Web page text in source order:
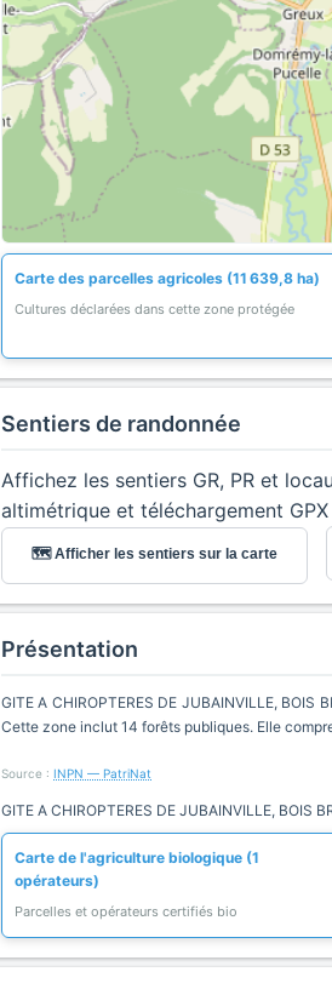
Carte des parcelles agricoles (11 639,8 ha)
Cultures déclarées dans cette zone protégée
Sentiers de randonnée
Affichez les sentiers GR, PR et
altimétrique et téléchargement
🗺️ Afficher les sentiers sur la carte
Présentation
GITE A CHIROPTERES DE JUBAINVILLE,
Cette zone inclut 14 forêts publiques. Elle
Source : INPN — PatriNat
GITE A CHIROPTERES DE JUBAINVILLE, BOIS
Carte de l'agriculture biologique (1
opérateurs)
Parcelles et opérateurs certifiés bio